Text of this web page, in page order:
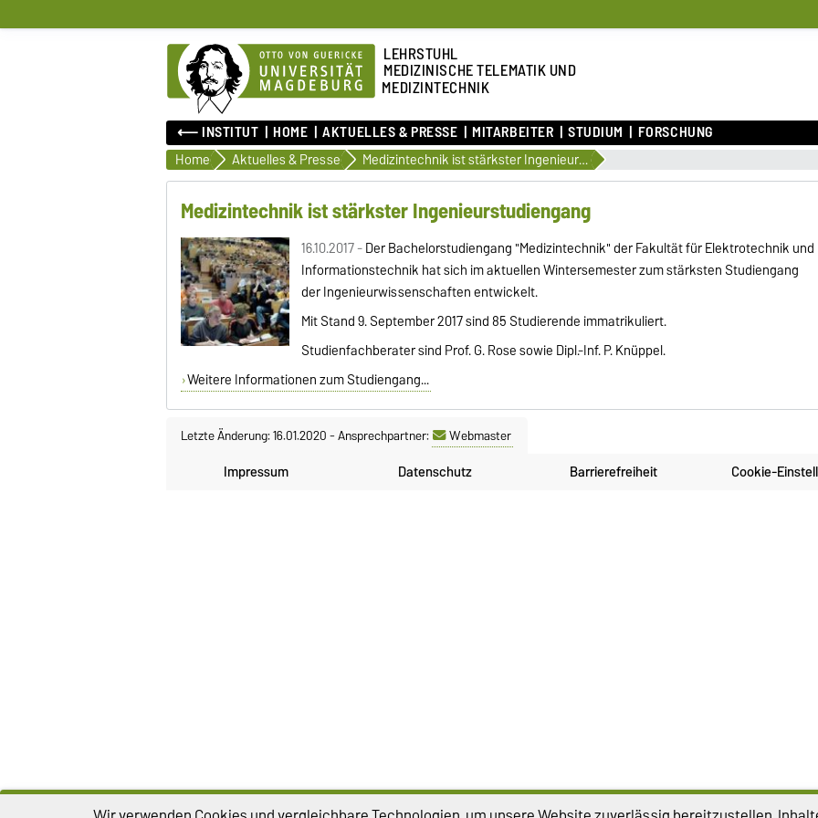
LEHRSTUHL
MEDIZINISCHE TELEMATIK UND
MEDIZINTECHNIK
⟵ INSTITUT HOME AKTUELLES & PRESSE MITARBEITER STUDIUM FORSCHUNG
Home Aktuelles & Presse Medizintechnik ist stärkster Ingenieurstudiengang
Medizintechnik ist stärkster Ingenieurstudiengang
16.10.2017 -Der Bachelorstudiengang "Medizintechnik" der Fakultät für Elektrotechnik und
Informationstechnik hat sich im aktuellen Wintersemester zum stärksten Studiengang
der Ingenieurwissenschaften entwickelt.
Mit Stand 9. September 2017 sind 85 Studierende immatrikuliert.
Studienfachberater sind Prof. G. Rose sowie Dipl.-Inf. P. Knüppel.
Weitere Informationen zum Studiengang...
Letzte Änderung: 16.01.2020-Ansprechpartner:
Webmaster
Impressum
Datenschutz Barrierefreiheit Cookie-